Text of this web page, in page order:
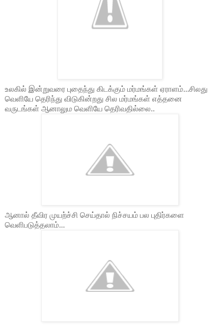
உலகில் இன்றுவரை புதைந்து கிடக்கும் மர்மங்கள் ஏராளம்...சிலது
வெளியே தெரிந்து விடுகின்றது சில மர்மங்கள் எத்தனை
வருடங்கள் ஆனாலும வெளியே தெரிவதில்லை..
ஆனால் தீவிர முயற்ச்சி செய்தால் நிச்சயம் பல புதிர்களை
வெளிபடுத்தலாம்...